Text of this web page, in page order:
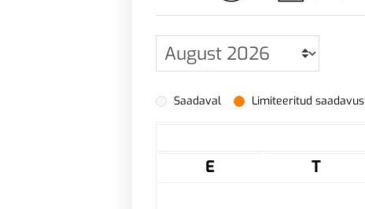
Saadaval Limiteeritud saadavus
E T